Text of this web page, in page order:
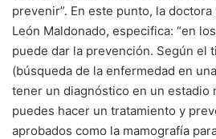
prevenir”. En este punto, la
León Maldonado, especifica: “en
puede dar la prevención. Según el
(búsqueda de la enfermedad en
tener un diagnóstico en un estadio
puedes hacer un tratamiento y
aprobados como la mamografía